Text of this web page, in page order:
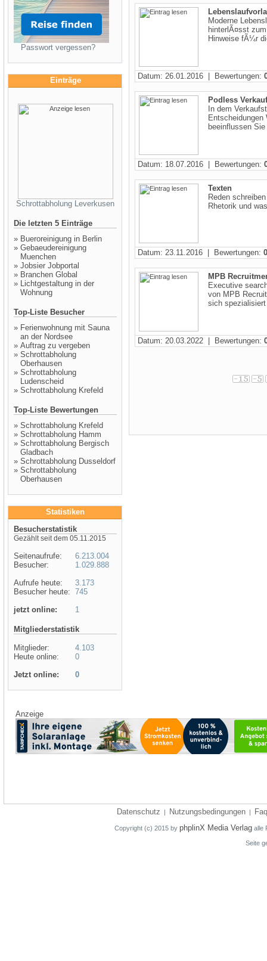
Passwort vergessen?
Einträge
Schrottabholung Leverkusen
Die letzten 5 Einträge
» Bueroreinigung in Berlin
» Gebaeudereinigung
Muenchen
» Jobsier Jobportal
» Branchen Global
» Lichtgestaltung in der
Wohnung
Top-Liste Besucher
» Ferienwohnung mit Sauna
an der Nordsee
» Auftrag zu vergeben
» Schrottabholung
Oberhausen
» Schrottabholung
Ludenscheid
» Schrottabholung Krefeld
Top-Liste Bewertungen
» Schrottabholung Krefeld
» Schrottabholung Hamm
» Schrottabholung Bergisch
Gladbach
» Schrottabholung Dusseldorf
» Schrottabholung
Oberhausen
Statistiken
Besucherstatistik
Gezählt seit dem 05.11.2015
Seitenaufrufe:
Besucher:
Aufrufe heute:
Besucher heute:
jetzt online:
6.213.004
1.029.888
3.173
745
1
Mitgliederstatistik
Mitglieder:
Heute online:
4.103
0
Jetzt online:
0
Moderne
hinterlÃ¤sst
Hinweise fÃ¼r
Datum: 26.01.2016 | Bewertungen:
Podless
In dem
beeinflussen
Datum: 18.07.2016 | Bewertungen:
Texten
Reden
Rhetorik und
Datum: 23.11.2016 | Bewertungen: 0
MPB
Executive
von MPB
sich
Datum: 20.03.2022 | Bewertungen:
Anzeige
Datenschutz | Nutzungsbedingungen | Faq
Copyright (c) 2015 by phplinX Media Verlag alle
Seite